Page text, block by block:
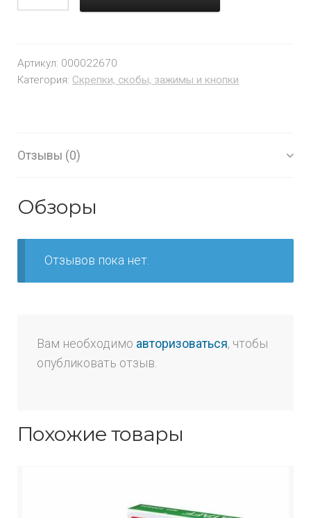
Артикул: 000022670
Категория: Скрепки, скобы, зажимы и кнопки
Отзывы (0)
Обзоры
Отзывов пока нет.
Вам необходимо авторизоваться, чтобы
опубликовать отзыв.
Похожие товары